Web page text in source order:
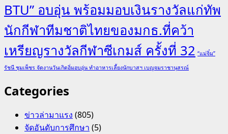
BTU” อบอุ่น พร้อมมอบเงินรางวัลแก่ทัพ
นักกีฬาทีมชาติไทยของมกธ.ที่คว้า
เหรียญรางวัลกีฬาซีเกมส์ ครั้งที่ 32 “แม่จิ๋ม”
รัชนี ชุมเพ็ชร จัดงานวันเกิดอิ่มอบอุ่น ทำอาหารเลี้ยงนักบาสฯ เบญจมราชานุสรณ์
Categories
ข่าวล่ามาแรง (805)
จัดอันดับการศึกษา (5)